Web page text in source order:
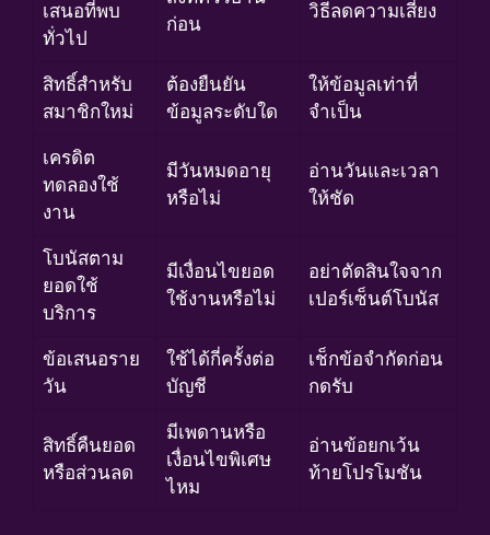
เสนอที่พบ
ทั่วไป
ก่อน
วิธีลดความเสี่ยง
สิทธิ์สำหรับ
สมาชิกใหม่
ต้องยืนยัน
ข้อมูลระดับใด
ให้ข้อมูลเท่าที่
จำเป็น
เครดิต
ทดลองใช้
งาน
มีวันหมดอายุ
หรือไม่
อ่านวันและเวลา
ให้ชัด
โบนัสตาม
ยอดใช้
บริการ
มีเงื่อนไขยอด
ใช้งานหรือไม่
อย่าตัดสินใจจาก
เปอร์เซ็นต์โบนัส
ข้อเสนอราย
วัน
ใช้ได้กี่ครั้งต่อ
บัญชี
เช็กข้อจำกัดก่อน
กดรับ
สิทธิ์คืนยอด
หรือส่วนลด
มีเพดานหรือ
เงื่อนไขพิเศษ
ไหม
อ่านข้อยกเว้น
ท้ายโปรโมชัน